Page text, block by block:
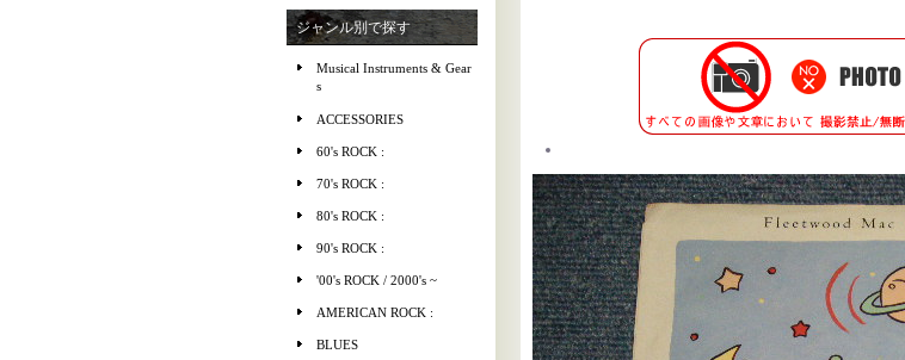
ジャンル別で探す
Musical Instruments & Gear
s
ACCESSORIES
60's ROCK :
70's ROCK :
80's ROCK :
90's ROCK :
'00's ROCK / 2000's ~
AMERICAN ROCK :
BLUES